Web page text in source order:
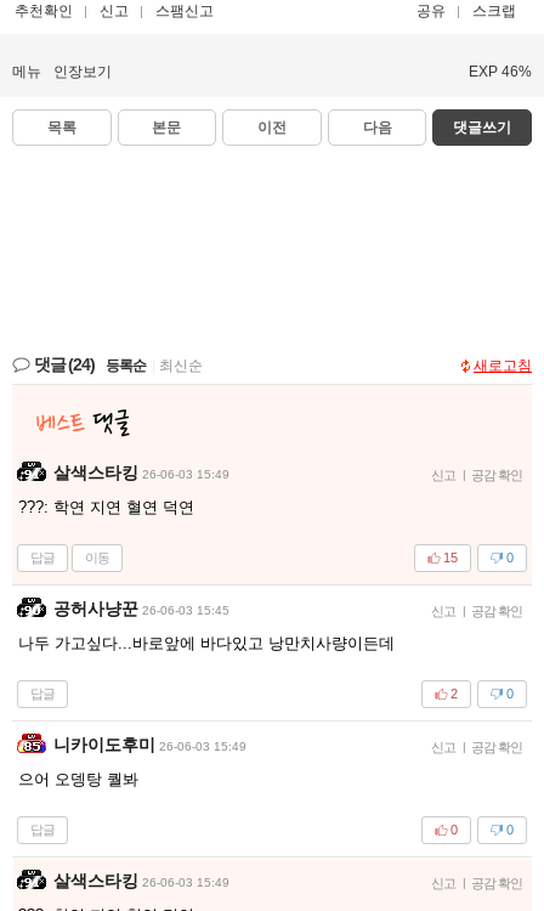
추천확인 신고 스팸신고 공유 스크랩
메뉴 인장보기 EXP 46%
목록 본문 이전 다음 댓글쓰기
댓글(24) 등록순 최신순 새로고침
살색스타킹 26-06-03 15:49 신고 | 공감 확인
???: 학연 지연 혈연 덕연
답글 이동 0
15
공허사냥꾼 26-06-03 15:45 신고 | 공감 확인
나두 가고싶다...바로앞에 바다있고 낭만치사량이든데
답글 0
2
니카이도후미 26-06-03 15:49 신고 | 공감 확인
으어 오뎅탕 퀄봐
답글 0
0
살색스타킹 26-06-03 15:49 신고 | 공감 확인